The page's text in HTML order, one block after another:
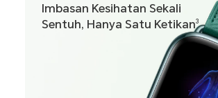
Imbasan Kesihatan Sekali
Sentuh, Hanya Satu Ketikan3